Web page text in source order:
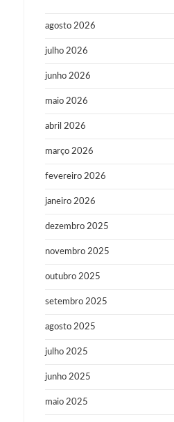
agosto 2026
julho 2026
junho 2026
maio 2026
abril 2026
março 2026
fevereiro 2026
janeiro 2026
dezembro 2025
novembro 2025
outubro 2025
setembro 2025
agosto 2025
julho 2025
junho 2025
maio 2025